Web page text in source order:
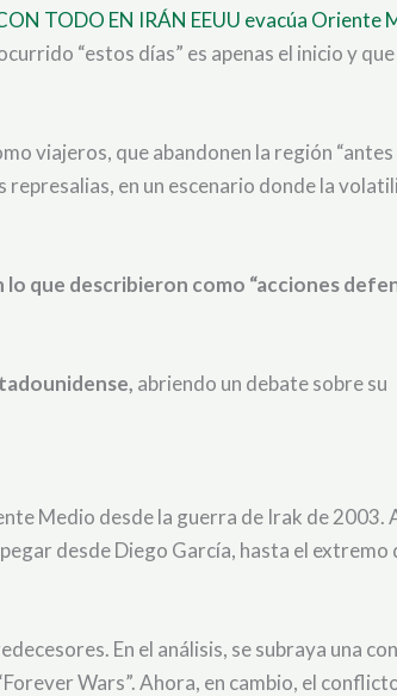
TODO EN IRÁN EEUU evacúa Oriente
“estos días” es apenas el inicio y
viajeros, que abandonen la región “antes
en un escenario donde la
que describieron como “acciones
abriendo un debate sobre su
Medio desde la guerra de Irak de 2003.
desde Diego García, hasta el extremo
En el análisis, se subraya una
Wars”. Ahora, en cambio, el